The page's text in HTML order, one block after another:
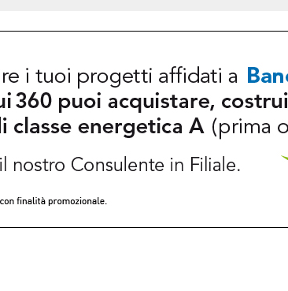
GIULIA, LA REGIONE CHIEDE LO STATO D’EMERGENZA
FRIULI: LA SITUAZIONE